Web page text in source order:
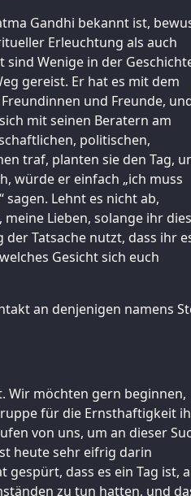
Gandhi bekannt ist,
Erleuchtung als auch
Wenige in der
gereist. Er hat es mit dem
und Freunde,
mit seinen Beratern am
politischen,
traf, planten sie den Tag,
würde er einfach „ich muss
Lehnt es nicht ab,
Lieben, solange ihr
Tatsache nutzt, dass ihr
Gesicht sich euch
an denjenigen namens
Wir möchten gern beginnen,
für die Ernsthaftigkeit
von uns, um an dieser
heute sehr eifrig darin
dass es ein Tag ist,
zu tun hatten, und